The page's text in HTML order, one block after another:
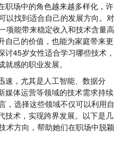
职场中的角色越来越多样化，许
以找到适合自己的发展方向。对
项能带来稳定收入和技术含量高
自己的价值，也能为家庭带来更
讨45岁女性适合学习哪些技术，
感的职业发展。
速，尤其是人工智能、数据分
媒体运营等领域的技术需求持续
，选择这些领域不仅可以利用自
技术，实现跨界发展。以下是几
术方向，帮助她们在职场中脱颖